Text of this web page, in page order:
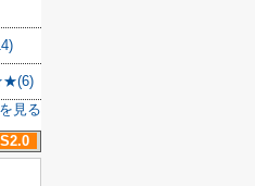
見る